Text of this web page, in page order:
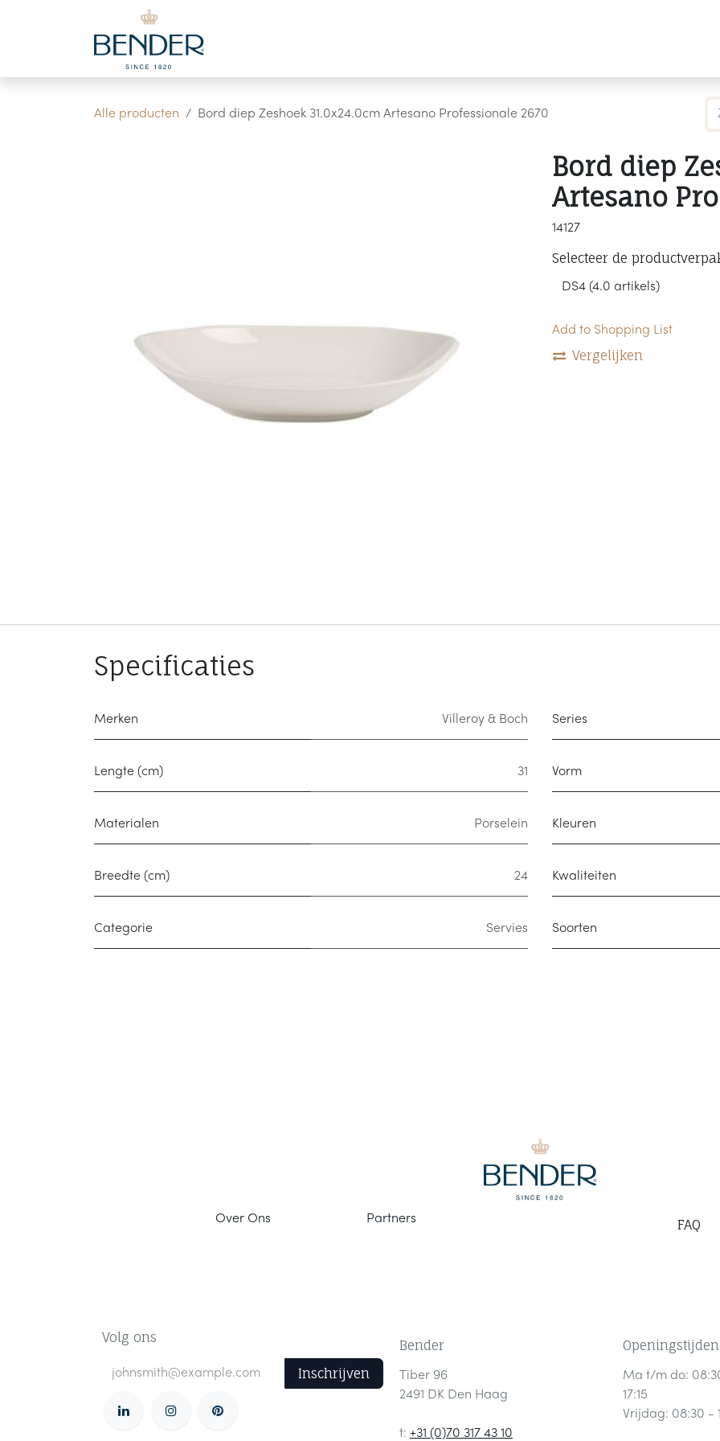
Overslaan naar inhoud
Alle producten Bord diep Zeshoek 31.0x24.0cm Artesano Professionale 2670
Bord diep
Artesano
14127
Selecteer de
Add to Shopping List
Vergelijken
Specificaties
Merken Villeroy & Boch Series
Lengte (cm) 31 Vorm
Materialen Porselein Kleuren
Breedte (cm) 24 Kwaliteiten
Categorie Servies Soorten
Volg ons
Inschrijven
Bender
Tiber 96
2491 DK Den Haag
t: +31 (0)70 317 43 10
Openingstijden
Ma t/m do:
17:15
Vrijdag: 08:30 -
Partners
Over Ons FAQ